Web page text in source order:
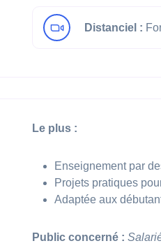
Distanciel :
Le plus :
Enseignement par
Projets pratiques
Adaptée aux
Public concerné :